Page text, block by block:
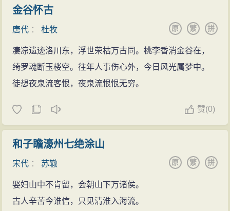
金谷怀古
唐代 ：杜牧 拼
繁
原
凄凉遗迹洛川东，浮世荣枯万古同。桃李香消金谷在，
绮罗魂断玉楼空。往年人事伤心外，今日风光属梦中。
徒想夜泉流客恨，夜泉流恨恨无穷。
赞(0)
和子瞻濠州七绝涂山
宋代 ： 苏辙 拼
繁
原
娶妇山中不肯留，会朝山下万诸侯。
古人辛苦今谁信，只见清淮入海流。